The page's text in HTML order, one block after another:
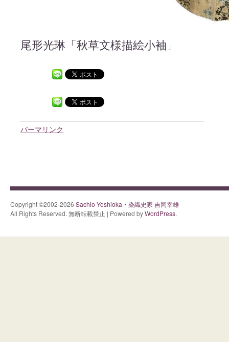
尾形光琳「秋草文様描絵小袖」
パーマリンク
Copyright ©2002-2026 Sachio Yoshioka・染織史家 吉岡幸雄
All Rights Reserved. 無断転載禁止 | Powered byWordPress.